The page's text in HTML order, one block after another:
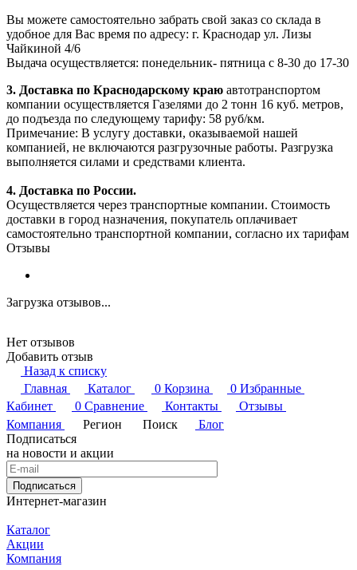
Вы можете самостоятельно забрать свой заказ со склада в
удобное для Вас время по адресу: г. Краснодар ул. Лизы
Чайкиной 4/6
Выдача осуществляется: понедельник- пятница с 8-30 до 17-30
3. Доставка по Краснодарскому краю автотранспортом
компании осуществляется Газелями до 2 тонн 16 куб. метров,
до подъезда по следующему тарифу: 58 руб/км.
Примечание: В услугу доставки, оказываемой нашей
компанией, не включаются разгрузочные работы. Разгрузка
выполняется силами и средствами клиента.
4. Доставка по России.
Осуществляется через транспортные компании. Стоимость
доставки в город назначения, покупатель оплачивает
самостоятельно транспортной компании, согласно их тарифам
Отзывы
Загрузка отзывов...
Нет отзывов
Добавить отзыв
Назад к списку
Главная
Каталог 0 Корзина 0 Избранные
Кабинет
0 Сравнение Контакты
Отзывы
Компания
Регион Поиск
Блог
Подписаться
на новости и акции
Подписаться
Интернет-магазин
Каталог
Акции
Компания